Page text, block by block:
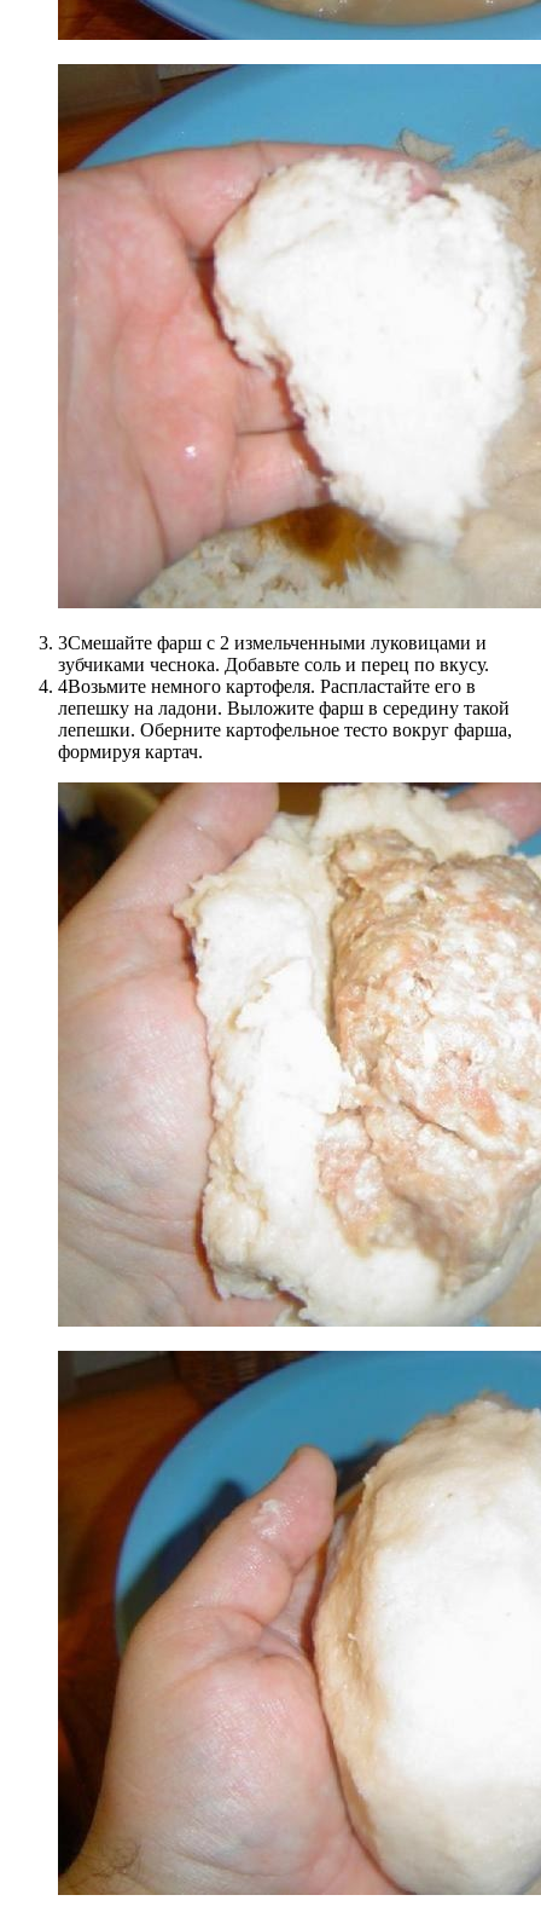
3Смешайте фарш с 2 измельченными луковицами и
зубчиками чеснока. Добавьте соль и перец по вкусу.
4Возьмите немного картофеля. Распластайте его в
лепешку на ладони. Выложите фарш в середину такой
лепешки. Оберните картофельное тесто вокруг фарша,
формируя картач.